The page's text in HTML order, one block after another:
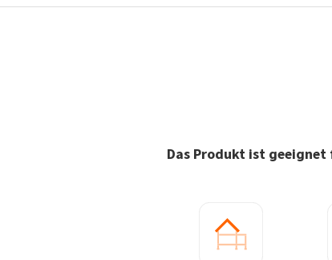
Das Produkt ist geeignet